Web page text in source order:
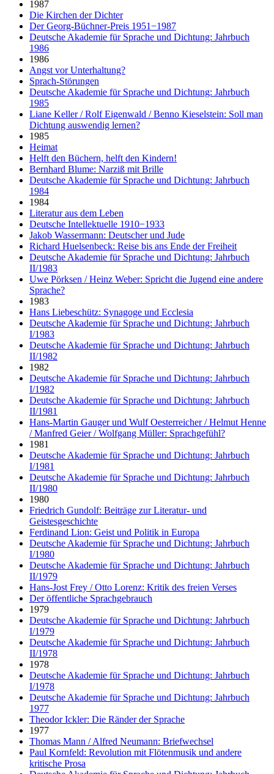
1987
Die Kirchen der Dichter
Der Georg-Büchner-Preis 1951−1987
Deutsche Akademie für Sprache und Dichtung: Jahrbuch
1986
1986
Angst vor Unterhaltung?
Sprach-Störungen
Deutsche Akademie für Sprache und Dichtung: Jahrbuch
1985
Liane Keller / Rolf Eigenwald / Benno Kieselstein: Soll man
Dichtung auswendig lernen?
1985
Heimat
Helft den Büchern, helft den Kindern!
Bernhard Blume: Narziß mit Brille
Deutsche Akademie für Sprache und Dichtung: Jahrbuch
1984
1984
Literatur aus dem Leben
Deutsche Intellektuelle 1910−1933
Jakob Wassermann: Deutscher und Jude
Richard Huelsenbeck: Reise bis ans Ende der Freiheit
Deutsche Akademie für Sprache und Dichtung: Jahrbuch
II/1983
Uwe Pörksen / Heinz Weber: Spricht die Jugend eine andere
Sprache?
1983
Hans Liebeschütz: Synagoge und Ecclesia
Deutsche Akademie für Sprache und Dichtung: Jahrbuch
I/1983
Deutsche Akademie für Sprache und Dichtung: Jahrbuch
II/1982
1982
Deutsche Akademie für Sprache und Dichtung: Jahrbuch
I/1982
Deutsche Akademie für Sprache und Dichtung: Jahrbuch
II/1981
Hans-Martin Gauger und Wulf Oesterreicher / Helmut Henne
/ Manfred Geier / Wolfgang Müller: Sprachgefühl?
1981
Deutsche Akademie für Sprache und Dichtung: Jahrbuch
I/1981
Deutsche Akademie für Sprache und Dichtung: Jahrbuch
II/1980
1980
Friedrich Gundolf: Beiträge zur Literatur- und
Geistesgeschichte
Ferdinand Lion: Geist und Politik in Europa
Deutsche Akademie für Sprache und Dichtung: Jahrbuch
I/1980
Deutsche Akademie für Sprache und Dichtung: Jahrbuch
II/1979
Hans-Jost Frey / Otto Lorenz: Kritik des freien Verses
Der öffentliche Sprachgebrauch
1979
Deutsche Akademie für Sprache und Dichtung: Jahrbuch
I/1979
Deutsche Akademie für Sprache und Dichtung: Jahrbuch
II/1978
1978
Deutsche Akademie für Sprache und Dichtung: Jahrbuch
I/1978
Deutsche Akademie für Sprache und Dichtung: Jahrbuch
1977
Theodor Ickler: Die Ränder der Sprache
1977
Thomas Mann / Alfred Neumann: Briefwechsel
Paul Kornfeld: Revolution mit Flötenmusik und andere
kritische Prosa